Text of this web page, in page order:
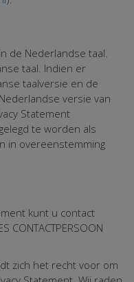
de Nederlandse taal.
taal. Indien er
taalversie en de
versie van
Statement
te worden als
in overeenstemming
kunt u contact
CONTACTPERSOON
zich het recht voor om